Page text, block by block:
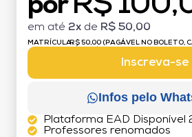
por
em até 2x de R$ 50,00
MATRÍCULA:R$ 50,00 (PAGÁVEL NO BOLETO,
Inscreva-se
Infos pelo
Plataforma EAD Disponível
Professores renomados